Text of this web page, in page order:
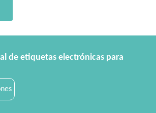
de etiquetas electrónicas para